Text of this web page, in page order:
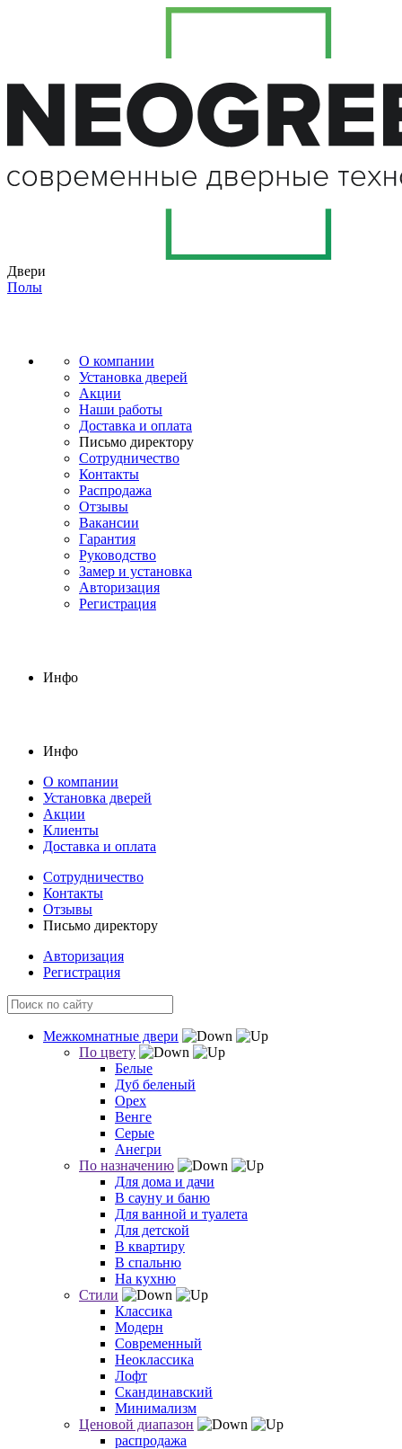
Двери
Полы
О компании
Установка дверей
Акции
Наши работы
Доставка и оплата
Письмо директору
Сотрудничество
Контакты
Распродажа
Отзывы
Вакансии
Гарантия
Руководство
Замер и установка
Авторизация
Регистрация
Инфо
Инфо
О компании
Установка дверей
Акции
Клиенты
Доставка и оплата
Сотрудничество
Контакты
Отзывы
Письмо директору
Авторизация
Регистрация
Межкомнатные двери
По цвету
Белые
Дуб беленый
Орех
Венге
Серые
Анегри
По назначению
Для дома и дачи
В сауну и баню
Для ванной и туалета
Для детской
В квартиру
В спальню
На кухню
Стили
Классика
Модерн
Современный
Неоклассика
Лофт
Скандинавский
Минимализм
Ценовой диапазон
распродажа